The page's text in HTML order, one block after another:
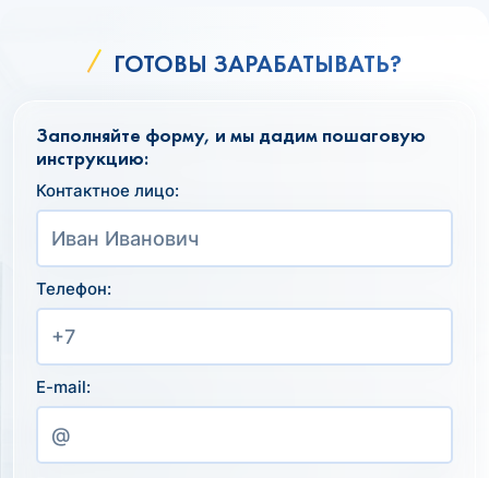
ГОТОВЫ ЗАРАБАТЫВАТЬ?
Заполняйте форму, и мы дадим пошаговую
инструкцию:
Контактное лицо:
Телефон:
E-mail: